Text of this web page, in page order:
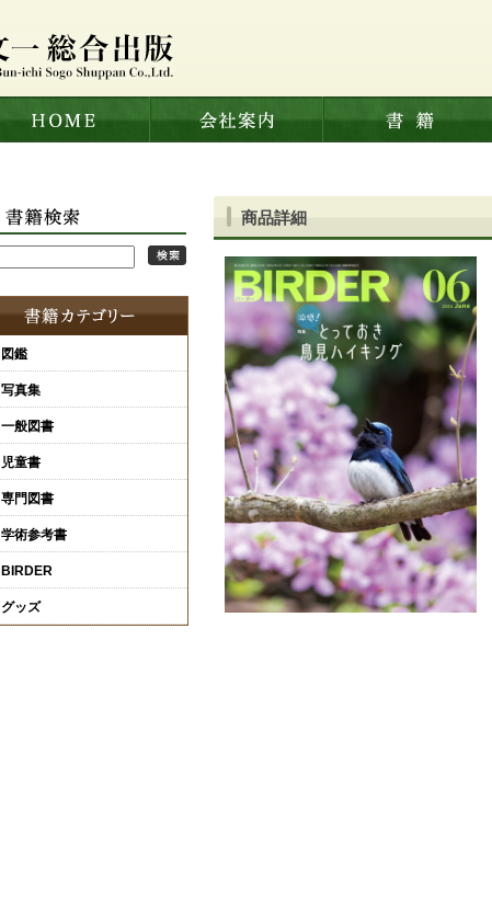
図鑑
写真集
一般図書
児童書
専門図書
学術参考書
BIRDER
グッズ
商品詳細